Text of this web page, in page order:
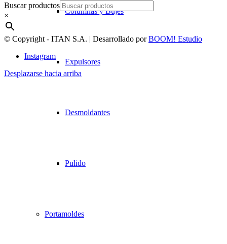
Columnas y Bujes
Expulsores
Desmoldantes
Pulido
Portamoldes
Buscar productos
×
© Copyright - ITAN S.A. | Desarrollado porBOOM! Estudio
Instagram
Desplazarse hacia arriba